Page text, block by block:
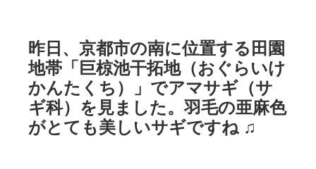
昨日、京都市の南に位置する田園
地帯「巨椋池干拓地（おぐらいけ
かんたくち）」でアマサギ（サ
ギ科）を見ました。羽毛の亜麻色
がとても美しいサギですね ♫